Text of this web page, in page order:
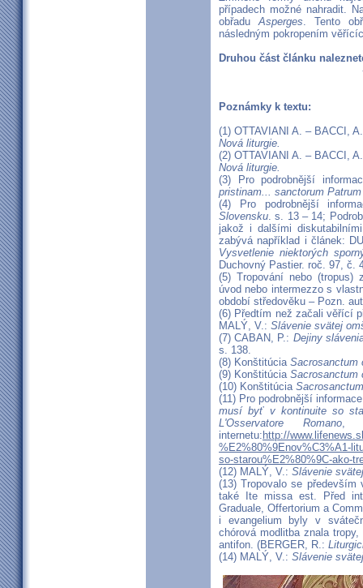
případech možné nahradit.
obřaduAsperges. Tento
následným pokropením
Druhou část článku
Poznámky k textu:
(1) OTTAVIANI A. – BACCI,
Nová liturgie.
(2) OTTAVIANI A. – BACCI,
Nová liturgie.
(3) Pro podrobnější
pristinam... sanctorum
(4) Pro podrobnější
Slovensku. s. 13 – 14;
jakož i dalšími
zabývá například i článek:
Vysvetlenie niektorých
Duchovný Pastier. roč. 97, č.
(5) Tropování nebo (tropus)
úvod nebo intermezzo s
období středověku – Pozn.
(6) Předtím než začali věřící
MALÝ, V.: Slávenie svätej
(7) CABAN, P.: Dejiny
s. 138.
(8) Konštitúcia Sacrosanctum
(9) Konštitúcia Sacrosanctum
(10) Konštitúcia
(11) Pro podrobnější
musí byť v kontinuite so
L'Osservatore Romano,
internetu: http://
%E2%80%9Enov%C3%A1-
so-starou%E2%80%9C-ako-
(12) MALÝ, V.: Slávenie
(13) Tropovalo se
také Ite missa est. Před
Graduale, Offertorium a
i evangelium byly v
chórová modlitba znala
antifon. (BERGER, R.:
(14) MALÝ, V.: Slávenie